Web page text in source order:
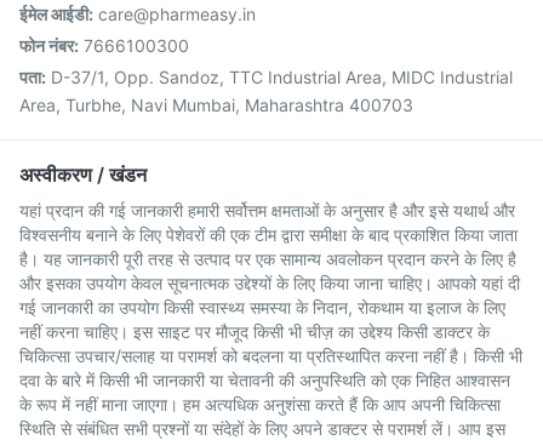
ईमेल आईडी: care@pharmeasy.in
फोन नंबर: 7666100300
पता: D-37/1, Opp. Sandoz, TTC Industrial Area, MIDC Industrial
Area, Turbhe, Navi Mumbai, Maharashtra 400703
अस्वीकरण / खंडन
यहां प्रदान की गई जानकारी हमारी सर्वोत्तम क्षमताओं के अनुसार है और इसे यथार्थ और
विश्वसनीय बनाने के लिए पेशेवरों की एक टीम द्वारा समीक्षा के बाद प्रकाशित किया जाता
है। यह जानकारी पूरी तरह से उत्पाद पर एक सामान्य अवलोकन प्रदान करने के लिए है
और इसका उपयोग केवल सूचनात्मक उद्देश्यों के लिए किया जाना चाहिए। आपको यहां दी
गई जानकारी का उपयोग किसी स्वास्थ्य समस्या के निदान, रोकथाम या इलाज के लिए
नहीं करना चाहिए। इस साइट पर मौजूद किसी भी चीज़ का उद्देश्य किसी डाक्टर के
चिकित्सा उपचार/सलाह या परामर्श को बदलना या प्रतिस्थापित करना नहीं है। किसी भी
दवा के बारे में किसी भी जानकारी या चेतावनी की अनुपस्थिति को एक निहित आश्वासन
के रूप में नहीं माना जाएगा। हम अत्यधिक अनुशंसा करते हैं कि आप अपनी चिकित्सा
स्थिति से संबंधित सभी प्रश्नों या संदेहों के लिए अपने डाक्टर से परामर्श लें। आप इस